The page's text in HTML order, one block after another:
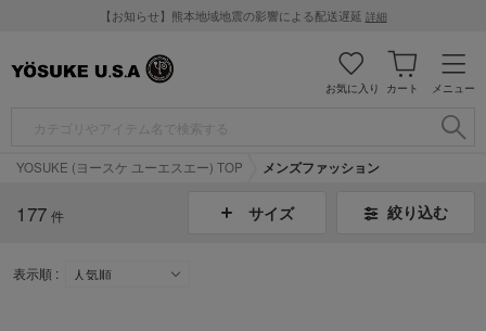
【お知らせ】熊本地域地震の影響による配送遅延 詳細
メニュー
カート
お気に入り
YOSUKE (ヨースケ ユーエスエー) TOP メンズファッション
177 件 サイズ 絞り込む
表示順 :